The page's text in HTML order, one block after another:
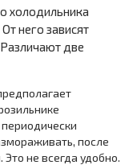
холодильника
него зависят
две
после
Это не всегда удобно.